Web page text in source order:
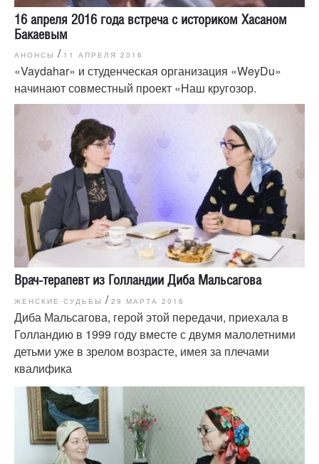
16 апреля 2016 года встреча с историком Хасаном
Бакаевым
АНОНСЫ / 11 АПРЕЛЯ 2016
«Vaydahar» и студенческая организация «WeyDu»
начинают совместный проект «Наш кругозор.
Врач-терапевт из Голландии Диба Мальсагова
ЖЕНСКИЕ СУДЬБЫ / 29 МАРТА 2016
Диба Мальсагова, герой этой передачи, приехала в
Голландию в 1999 году вместе с двумя малолетними
детьми уже в зрелом возрасте, имея за плечами
квалифика